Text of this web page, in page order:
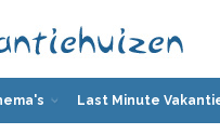
Last Minute